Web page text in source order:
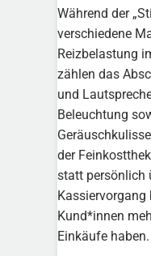
Während der
verschiedene
Reizbelastung
zählen das
und
Beleuchtung
der
statt persönlich
Kund*innen
Einkäufe haben.